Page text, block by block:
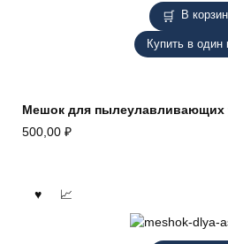
В
Купить в один
Мешок для пылеулавливающих
500,00 ₽